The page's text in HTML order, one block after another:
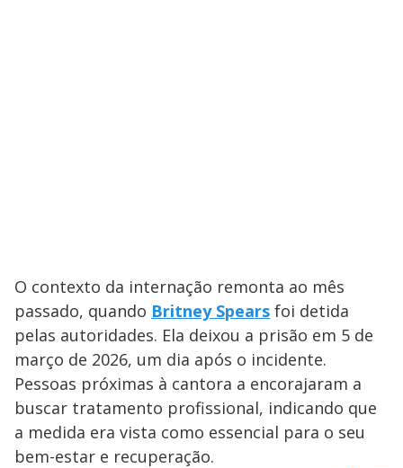
O contexto da internação remonta ao mês
passado, quando Britney Spears foi detida
pelas autoridades. Ela deixou a prisão em 5 de
março de 2026, um dia após o incidente.
Pessoas próximas à cantora a encorajaram a
buscar tratamento profissional, indicando que
a medida era vista como essencial para o seu
bem-estar e recuperação.